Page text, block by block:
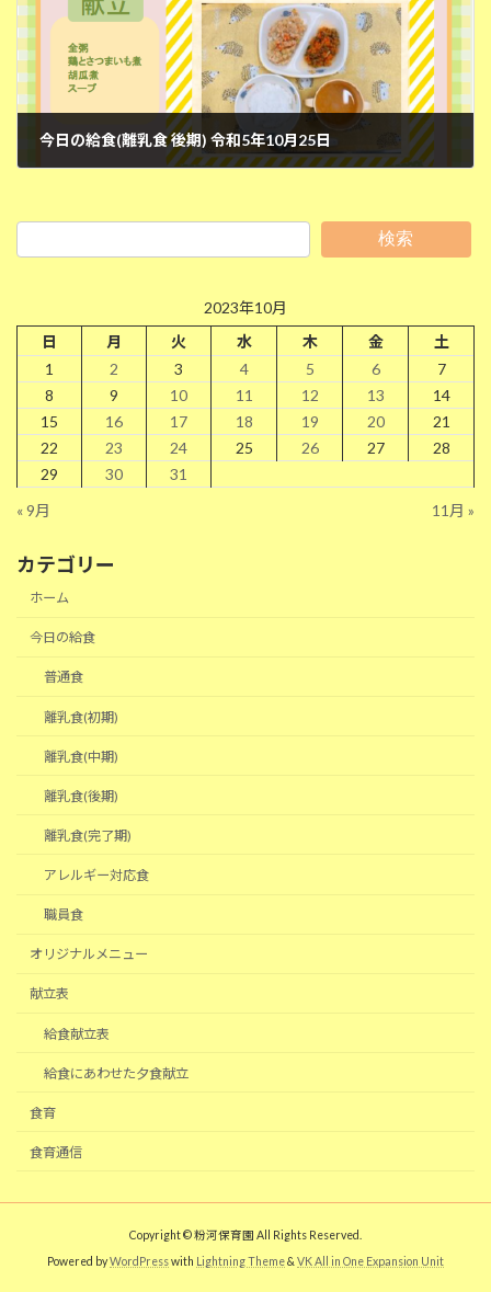
今日の給食(離乳食 後期) 令和5年10月25日
検索
2023年10月
日
月 火 水 木 金
土
1
2 3 4 5 6
7
8
9 10 11 12 13
14
15
16 17 18 19 20
21
22
23 24 25 26 27
28
29
30
31
« 9月
11月 »
カテゴリー
ホーム
今日の給食
普通食
離乳食(初期)
離乳食(中期)
離乳食(後期)
離乳食(完了期)
アレルギー対応食
職員食
オリジナルメニュー
献立表
給食献立表
給食にあわせた夕食献立
食育
食育通信
Copyright © 粉河保育園 All Rights Reserved.
Powered byWordPresswith Lightning Theme&VK All in One Expansion Unit